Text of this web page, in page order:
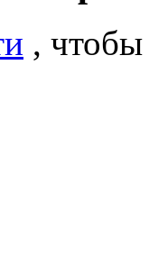
,